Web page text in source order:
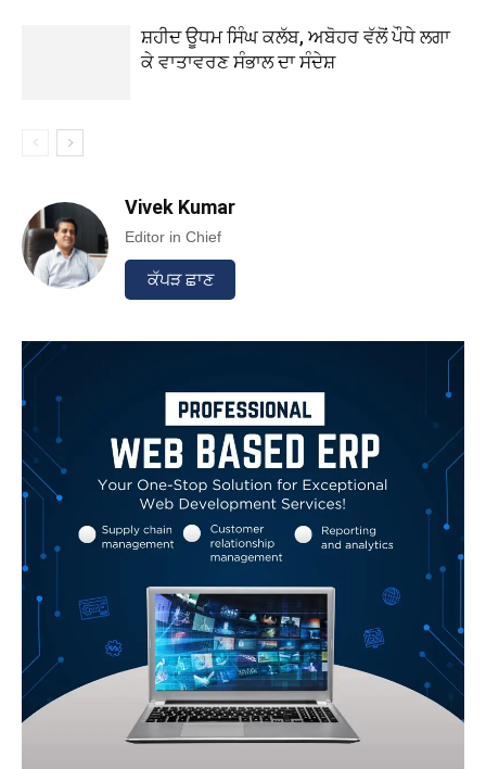
ਸ਼ਹੀਦ ਊਧਮ ਸਿੰਘ ਕਲੱਬ, ਅਬੋਹਰ ਵੱਲੋਂ ਪੌਧੇ ਲਗਾ
ਕੇ ਵਾਤਾਵਰਣ ਸੰਭਾਲ ਦਾ ਸੰਦੇਸ਼
Vivek Kumar
Editor in Chief
ਕੱਪੜ ਛਾਣ